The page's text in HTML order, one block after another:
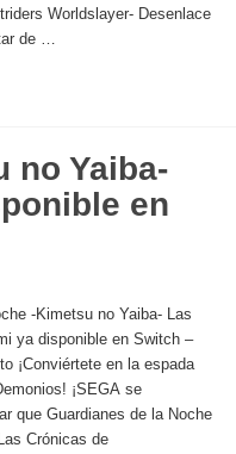
Worldslayer- Desenlace
de …
no Yaiba-
en
-Kimetsu no Yaiba- Las
ya disponible en Switch –
¡Conviértete en la espada
¡SEGA se
que Guardianes de la Noche
Crónicas de